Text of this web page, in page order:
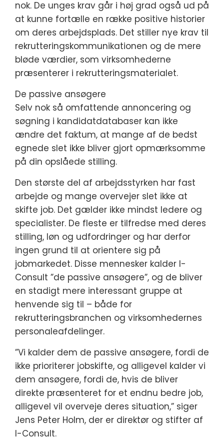
nok. De unges krav går i høj grad også ud på
at kunne fortælle en række positive historier
om deres arbejdsplads. Det stiller nye krav til
rekrutteringskommunikationen og de mere
bløde værdier, som virksomhederne
præsenterer i rekrutteringsmaterialet.
De passive ansøgere
Selv nok så omfattende annoncering og
søgning i kandidatdatabaser kan ikke
ændre det faktum, at mange af de bedst
egnede slet ikke bliver gjort opmærksomme
på din opslåede stilling.
Den største del af arbejdsstyrken har fast
arbejde og mange overvejer slet ikke at
skifte job. Det gælder ikke mindst ledere og
specialister. De fleste er tilfredse med deres
stilling, løn og udfordringer og har derfor
ingen grund til at orientere sig på
jobmarkedet. Disse mennesker kalder I-
Consult ”de passive ansøgere”, og de bliver
en stadigt mere interessant gruppe at
henvende sig til – både for
rekrutteringsbranchen og virksomhedernes
personaleafdelinger.
”Vi kalder dem de passive ansøgere, fordi de
ikke prioriterer jobskifte, og alligevel kalder vi
dem ansøgere, fordi de, hvis de bliver
direkte præsenteret for et endnu bedre job,
alligevel vil overveje deres situation,” siger
Jens Peter Holm, der er direktør og stifter af
I-Consult.